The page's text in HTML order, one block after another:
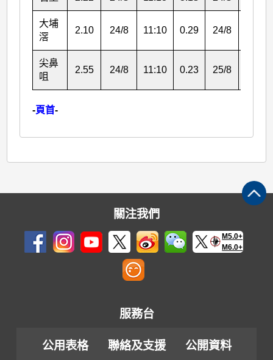
大埔
滘
2.10 24/8 11:10 0.29 24/8
尖鼻
咀
2.55 24/8 11:10 0.23 25/8
-頁首-
關注我們
M5.0+
M6.0+
服務台
公用表格 聯絡及支援
公開資料